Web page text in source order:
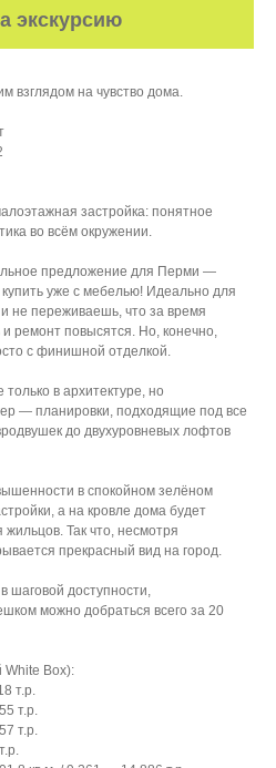
экскурсию
взглядом на чувство дома.
застройка: понятное
во всём окружении.
предложение для Перми —
уже с мебелью! Идеально для
не переживаешь, что за время
ремонт повысятся. Но, конечно,
с финишной отделкой.
в архитектуре, но
— планировки, подходящие под все
до двухуровневых лофтов
в спокойном зелёном
а на кровле дома будет
Так что, несмотря
прекрасный вид на город.
шаговой доступности,
можно добраться всего за 20
White Box):
т.р.
т.р.
т.р.